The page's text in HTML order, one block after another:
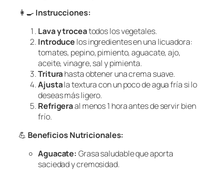
👩‍🍳Instrucciones:
Lava y troceatodos los vegetales.
Introduce los ingredientes en una licuadora:
tomates, pepino, pimiento, aguacate, ajo,
aceite, vinagre, sal y pimienta.
Triturahasta obtener una crema suave.
Ajustala textura con un poco de agua fría si lo
deseas más ligero.
Refrigeraal menos 1 hora antes de servir bien
frío.
💪 Beneficios Nutricionales:
Aguacate: Grasa saludable que aporta
saciedad y cremosidad.